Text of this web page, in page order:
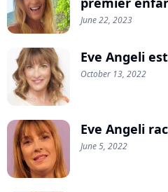
June 22, 2023
Eve Angeli
October 13, 2022
Eve Angeli
June 5, 2022